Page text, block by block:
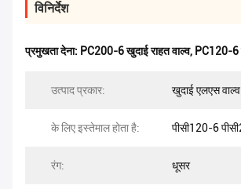
विनिर्देश
प्रमुखता देना: PC200-6 खुदाई राहत वाल्व, PC120-6
उत्पाद प्रकार: खुदाई एलएस वाल्व
के लिए इस्तेमाल होता है: पीसी120-6
रंग: धूसर